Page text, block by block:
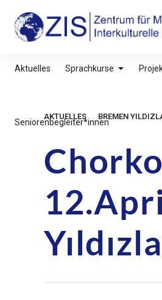
überspringen
ZIS – Zentrum für
Aktuelles Sprachkurse
Seniorenbegleiter*innen
AKTUELLES BREMEN